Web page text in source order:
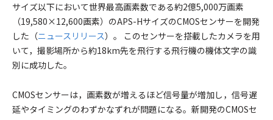
サイズ以下において世界最高画素数である約2億5,000万画素
（19,580×12,600画素）のAPS-HサイズのCMOSセンサーを開発
した（ニュースリリース）。 このセンサーを搭載したカメラを用
いて，撮影場所から約18km先を飛行する飛行機の機体文字の識
別に成功した。
CMOSセンサーは，画素数が増えるほど信号量が増加し，信号遅
延やタイミングのわずかなずれが問題になる。新開発のCMOSセ